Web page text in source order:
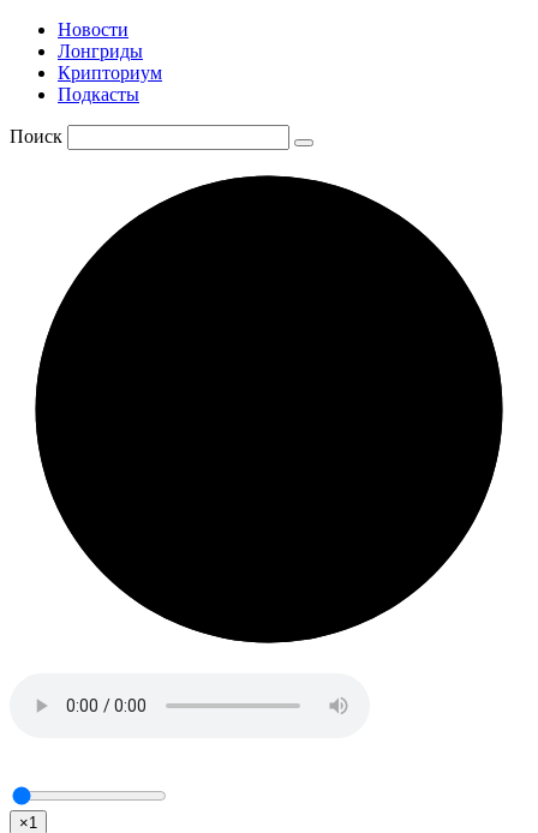
Новости
Лонгриды
Крипториум
Подкасты
Поиск
×1